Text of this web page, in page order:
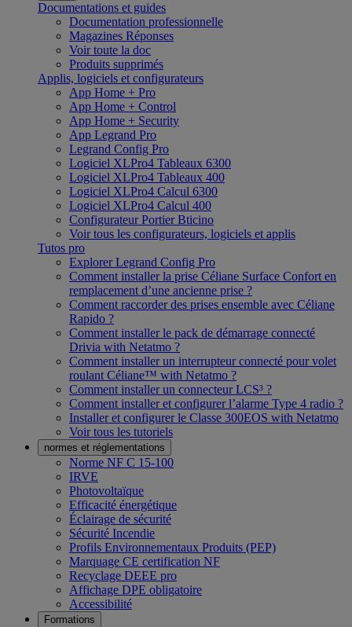
Documentations et guides
Documentation professionnelle
Magazines Réponses
Voir toute la doc
Produits supprimés
Applis, logiciels et configurateurs
App Home + Pro
App Home + Control
App Home + Security
App Legrand Pro
Legrand Config Pro
Logiciel XLPro4 Tableaux 6300
Logiciel XLPro4 Tableaux 400
Logiciel XLPro4 Calcul 6300
Logiciel XLPro4 Calcul 400
Configurateur Portier Bticino
Voir tous les configurateurs, logiciels et applis
Tutos pro
Explorer Legrand Config Pro
Comment installer la prise Céliane Surface Confort en
remplacement d’une ancienne prise ?
Comment raccorder des prises ensemble avec Céliane
Rapido ?
Comment installer le pack de démarrage connecté
Drivia with Netatmo ?
Comment installer un interrupteur connecté pour volet
roulant Céliane™ with Netatmo ?
Comment installer un connecteur LCS³ ?
Comment installer et configurer l’alarme Type 4 radio ?
Installer et configurer le Classe 300EOS with Netatmo
Voir tous les tutoriels
normes et réglementations
Norme NF C 15-100
IRVE
Photovoltaïque
Efficacité énergétique
Éclairage de sécurité
Sécurité Incendie
Profils Environnementaux Produits (PEP)
Marquage CE certification NF
Recyclage DEEE pro
Affichage DPE obligatoire
Accessibilité
Formations